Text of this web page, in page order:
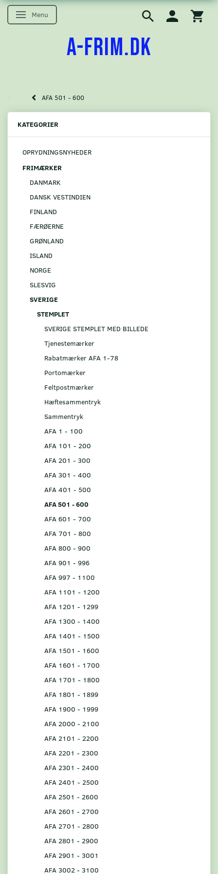
Skifte navigation
Menu
A-FRIM.DK
AFA 501 - 600
KATEGORIER
OPRYDNINGSNYHEDER
FRIMÆRKER
DANMARK
DANSK VESTINDIEN
FINLAND
FÆRØERNE
GRØNLAND
ISLAND
NORGE
SLESVIG
SVERIGE
STEMPLET
SVERIGE STEMPLET MED BILLEDE
Tjenestemærker
Rabatmærker AFA 1-78
Portomærker
Feltpostmærker
Hæftesammentryk
Sammentryk
AFA 1 - 100
AFA 101 - 200
AFA 201 - 300
AFA 301 - 400
AFA 401 - 500
AFA 501 - 600
AFA 601 - 700
AFA 701 - 800
AFA 800 - 900
AFA 901 - 996
AFA 997 - 1100
AFA 1101 - 1200
AFA 1201 - 1299
AFA 1300 - 1400
AFA 1401 - 1500
AFA 1501 - 1600
AFA 1601 - 1700
AFA 1701 - 1800
AFA 1801 - 1899
AFA 1900 - 1999
AFA 2000 - 2100
AFA 2101 - 2200
AFA 2201 - 2300
AFA 2301 - 2400
AFA 2401 - 2500
AFA 2501 - 2600
AFA 2601 - 2700
AFA 2701 - 2800
AFA 2801 - 2900
AFA 2901 - 3001
AFA 3002 - 3100